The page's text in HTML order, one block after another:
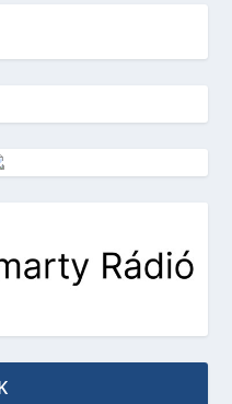
Vörösmarty Rádió